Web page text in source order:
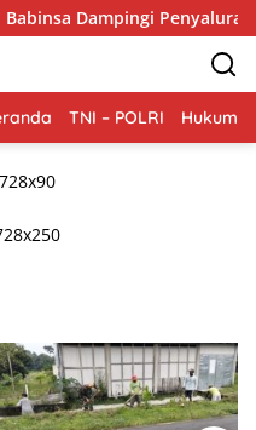
Bantuan
TNI – POLRI Hukum